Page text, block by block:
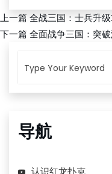
上一篇全战三国：士兵升
下一篇 全面战争三国：突
导航
认识红龙扑克